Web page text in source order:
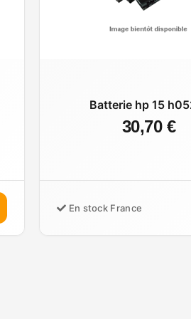
Batterie hp 15
30,70 €
En stock France